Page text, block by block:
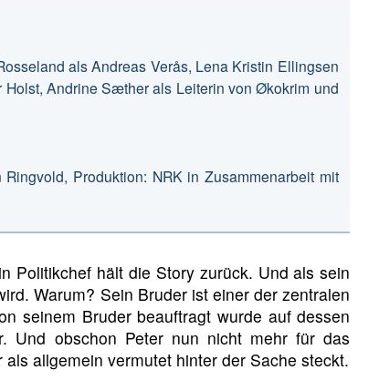
als Andreas Verås, Lena Kristin Ellingsen
Andrine Sæther als Leiterin von Økokrim und
Produktion: NRK in Zusammenarbeit mit
Politikchef hält die Story zurück. Und als sein
Warum? Sein Bruder ist einer der zentralen
seinem Bruder beauftragt wurde auf dessen
Und obschon Peter nun nicht mehr für das
allgemein vermutet hinter der Sache steckt.